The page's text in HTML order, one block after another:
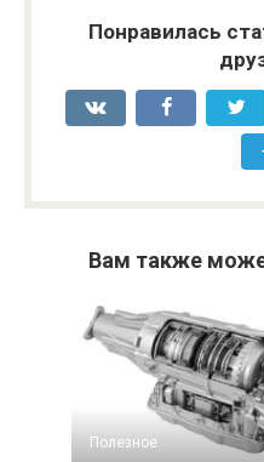
Понравилась
Вам также
Полезное